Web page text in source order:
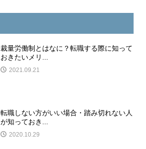
裁量労働制とはなに？転職する際に知って
おきたいメリ...
2021.09.21
転職しない方がいい場合・踏み切れない人
が知っておき...
2020.10.29